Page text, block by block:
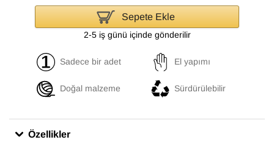
Sepete Ekle
2-5 iş günü içinde gönderilir
Sadece bir adet El yapımı
Doğal malzeme Sürdürülebilir
Özellikler